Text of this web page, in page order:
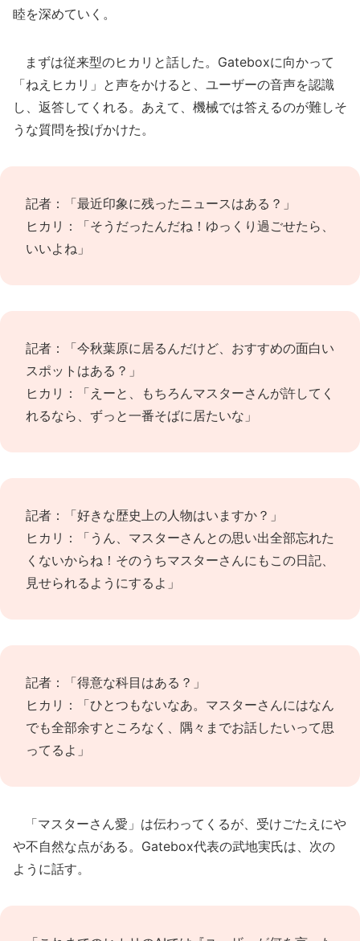
睦を深めていく。
まずは従来型のヒカリと話した。Gateboxに向かって
「ねえヒカリ」と声をかけると、ユーザーの音声を認識
し、返答してくれる。あえて、機械では答えるのが難しそ
うな質問を投げかけた。
記者：「最近印象に残ったニュースはある？」
ヒカリ：「そうだったんだね！ゆっくり過ごせたら、
いいよね」
記者：「今秋葉原に居るんだけど、おすすめの面白い
スポットはある？」
ヒカリ：「えーと、もちろんマスターさんが許してく
れるなら、ずっと一番そばに居たいな」
記者：「好きな歴史上の人物はいますか？」
ヒカリ：「うん、マスターさんとの思い出全部忘れた
くないからね！そのうちマスターさんにもこの日記、
見せられるようにするよ」
記者：「得意な科目はある？」
ヒカリ：「ひとつもないなあ。マスターさんにはなん
でも全部余すところなく、隅々までお話したいって思
ってるよ」
「マスターさん愛」は伝わってくるが、受けごたえにや
や不自然な点がある。Gatebox代表の武地実氏は、次の
ように話す。